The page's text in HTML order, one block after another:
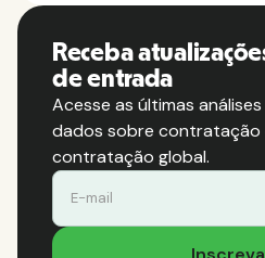
Receba
de entrada
Acesse as últimas
dados sobre contratação
contratação global.